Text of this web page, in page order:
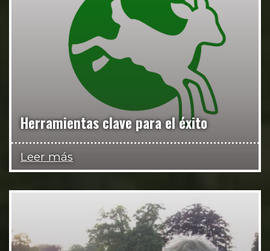
Herramientas clave para el éxito
Leer más